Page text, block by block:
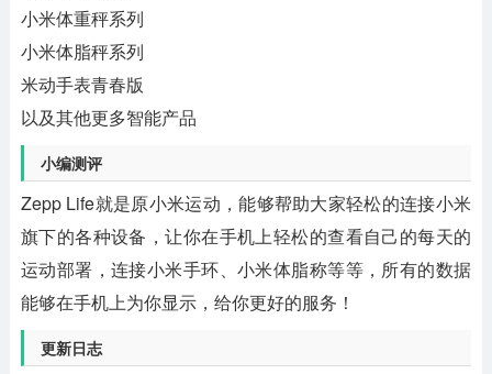
小米体重秤系列
小米体脂秤系列
米动手表青春版
以及其他更多智能产品
小编测评
Zepp Life就是原小米运动，能够帮助大家轻松的连接小米
旗下的各种设备，让你在手机上轻松的查看自己的每天的
运动部署，连接小米手环、小米体脂称等等，所有的数据
能够在手机上为你显示，给你更好的服务！
更新日志